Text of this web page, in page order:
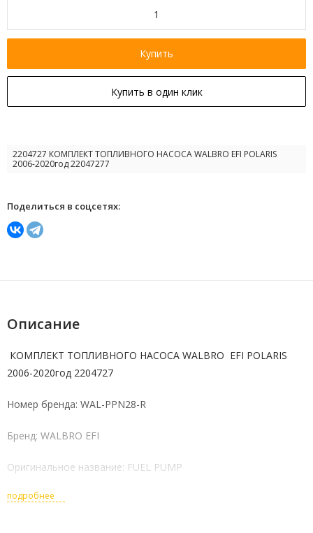
Купить
Купить в один клик
2204727 КОМПЛЕКТ ТОПЛИВНОГО НАСОСА WALBRO EFI POLARIS
2006-2020год 22047277
Поделиться в соцсетях:
Описание
КОМПЛЕКТ ТОПЛИВНОГО НАСОСА WALBRO EFI POLARIS
2006-2020год 2204727
Номер бренда: WAL-PPN28-R
Бренд: WALBRO EFI
Оригинальное название: FUEL PUMP
2020 - 600 Indy 121"
подробнее